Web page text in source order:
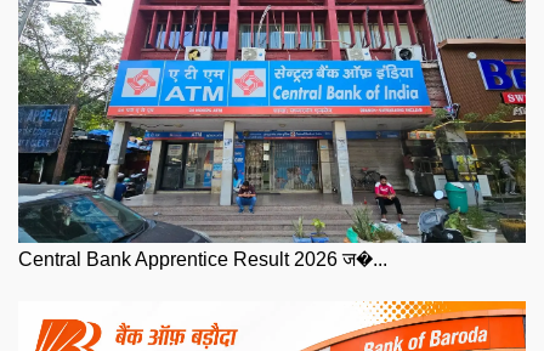
Central Bank Apprentice Result 2026 ज�...